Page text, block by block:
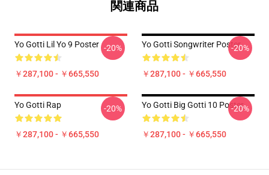
関連商品
Yo Gotti Lil Yo 9 Poster
￥287,100 - ￥665,550
-20% Yo Gotti Songwriter Poster
￥287,100 - ￥665,550
-20%
Yo Gotti Rap
￥287,100 - ￥665,550
-20% Yo Gotti Big Gotti 10 Poster
￥287,100 - ￥665,550
-20%